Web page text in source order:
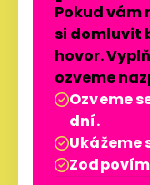
Pokud vám
si domluvit
hovor.
ozveme
Ozveme
dní.
Ukážeme
